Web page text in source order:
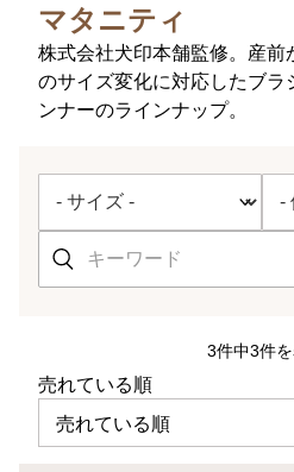
マタニティ
株式会社犬印本舗監修。産前
のサイズ変化に対応したブラ
ンナーのラインナップ。
3件中3件
売れている順